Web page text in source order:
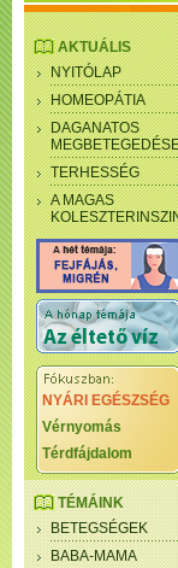
AKTUÁLIS
NYITÓLAP
HOMEOPÁTIA
DAGANATOS
TERHESSÉG
A MAGAS
NYÁRI EGÉSZSÉG
Vérnyomás
Térdfájdalom
TÉMÁINK
BETEGSÉGEK
BABA-MAMA